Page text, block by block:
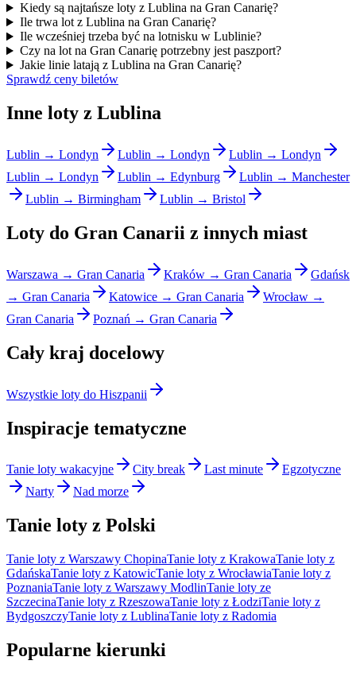
Kiedy są najtańsze loty z Lublina na Gran Canarię?
Ile trwa lot z Lublina na Gran Canarię?
Ile wcześniej trzeba być na lotnisku w Lublinie?
Czy na lot na Gran Canarię potrzebny jest paszport?
Jakie linie latają z Lublina na Gran Canarię?
Sprawdź ceny biletów
Inne loty z Lublina
Lublin → Londyn Lublin → Londyn
Lublin → Londyn
Lublin → Londyn
Lublin → Edynburg
Lublin → Manchester
Lublin → Birmingham
Lublin → Bristol
Loty do Gran Canarii z innych miast
Warszawa → Gran Canaria Kraków → Gran Canaria
Gdańsk
→ Gran Canaria
Katowice → Gran Canaria
Wrocław →
Gran Canaria
Poznań → Gran Canaria
Cały kraj docelowy
Wszystkie loty do Hiszpanii
Inspiracje tematyczne
Tanie loty wakacyjne City break Last minute
Egzotyczne
Narty
Nad morze
Tanie loty z Polski
Tanie loty z Warszawy ChopinaTanie loty z KrakowaTanie loty z
GdańskaTanie loty z KatowicTanie loty z WrocławiaTanie loty z
PoznaniaTanie loty z Warszawy ModlinTanie loty ze
SzczecinaTanie loty z RzeszowaTanie loty z ŁodziTanie loty z
BydgoszczyTanie loty z LublinaTanie loty z Radomia
Popularne kierunki